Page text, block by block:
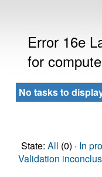
Error 16e
for
No tasks to
State: All (0) · In
Validation